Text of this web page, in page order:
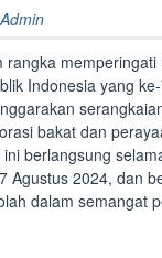
Admin
rangka memperingati
Indonesia yang
bakat dan
berlangsung
Agustus 2024, dan
dalam semangat